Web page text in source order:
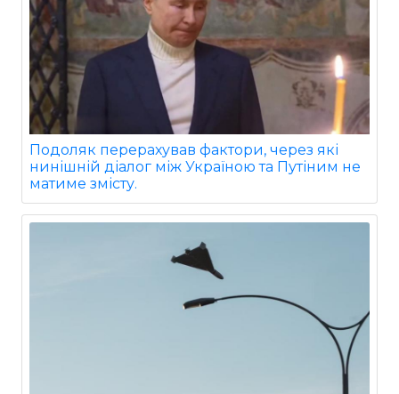
Подоляк перерахував фактори, через які
нинішній діалог між Україною та Путіним не
матиме змісту.